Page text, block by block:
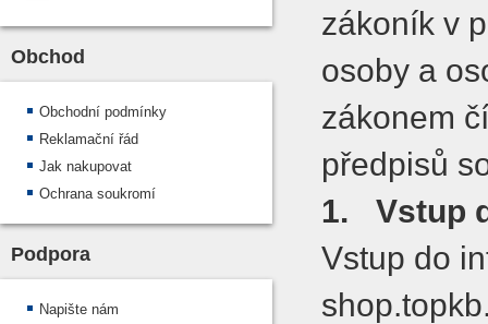
Obchod
Obchodní podmínky
Reklamační řád
Jak nakupovat
Ochrana soukromí
Podpora
Napište nám
zákoník v
osoby a
zákonem
předpisů
1.
Vstup
Vstup do